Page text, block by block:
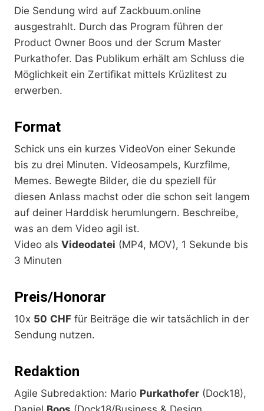
Die Sendung wird auf Zackbuum.online
ausgestrahlt. Durch das Program führen der
Product Owner Boos und der Scrum Master
Purkathofer. Das Publikum erhält am Schluss die
Möglichkeit ein Zertifikat mittels Krüzlitest zu
erwerben.
Format
Schick uns ein kurzes VideoVon einer Sekunde
bis zu drei Minuten. Videosampels, Kurzfilme,
Memes. Bewegte Bilder, die du speziell für
diesen Anlass machst oder die schon seit langem
auf deiner Harddisk herumlungern. Beschreibe,
was an dem Video agil ist.
Video als Videodatei (MP4, MOV), 1 Sekunde bis
3 Minuten
Preis/Honorar
10x 50 CHF für Beiträge die wir tatsächlich in der
Sendung nutzen.
Redaktion
Agile Subredaktion: Mario Purkathofer (Dock18),